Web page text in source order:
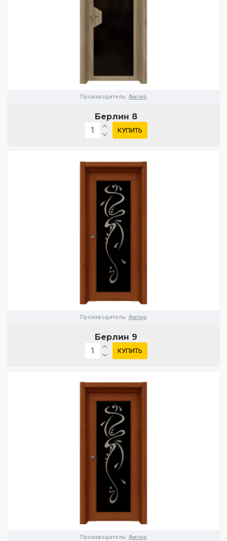
Производитель: Ампир
Берлин 8
КУПИТЬ
Производитель: Ампир
Берлин 9
КУПИТЬ
Производитель: Ампир